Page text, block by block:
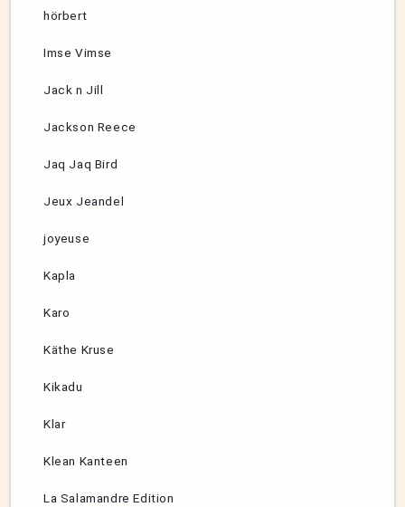
hörbert
Imse Vimse
Jack n Jill
Jackson Reece
Jaq Jaq Bird
Jeux Jeandel
joyeuse
Kapla
Karo
Käthe Kruse
Kikadu
Klar
Klean Kanteen
La Salamandre Edition